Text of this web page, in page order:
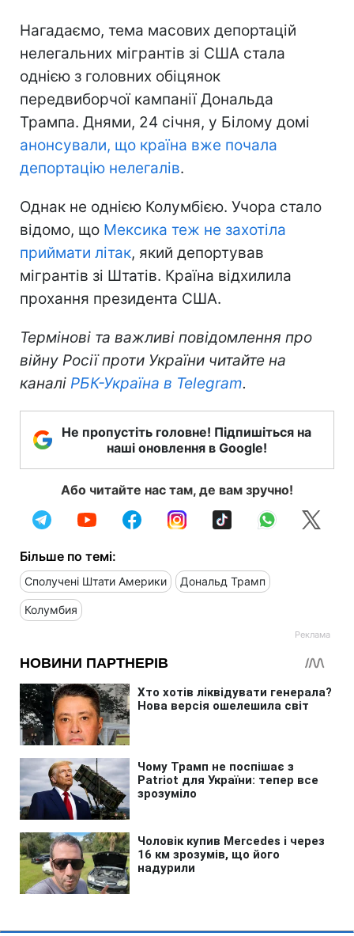
Нагадаємо, тема масових депортацій
нелегальних мігрантів зі США стала
однією з головних обіцянок
передвиборчої кампанії Дональда
Трампа. Днями, 24 січня, у Білому домі
анонсували, що країна вже почала
депортацію нелегалів.
Однак не однією Колумбією. Учора стало
відомо, що Мексика теж не захотіла
приймати літак, який депортував
мігрантів зі Штатів. Країна відхилила
прохання президента США.
Термінові та важливі повідомлення про
війну Росії проти України читайте на
каналі РБК-Україна в Telegram.
Не пропустіть головне! Підпишіться на
наші оновлення в Google!
Або читайте нас там, де вам зручно!
Більше по темі:
Сполучені Штати Америки Дональд Трамп
Колумбия